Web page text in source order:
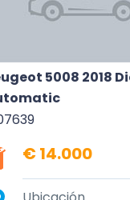
5008 2018
€ 14.000